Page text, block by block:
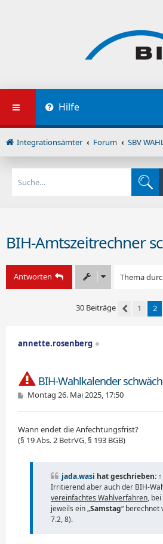
Hilfe
Integrationsämter Forum
SBV
Suche
BIH-Amtszeitrechner
Antworten
30 Beiträge
Vorherige
1 2
annette.rosenberg
BIH-Wahlkalender
B
i
r
a
Montag 26. Mai 2025, 17:50
Wann endet die Anfechtungsfrist?
(§ 19 Abs. 2 BetrVG, § 193 BGB)
jada.wasi hat geschrieben: ↑
Irritierend aber auch der BIH-
vereinfachtes Wahlverfahren,
jeweils ein „Samstag“ berechnet
7.2, 8).